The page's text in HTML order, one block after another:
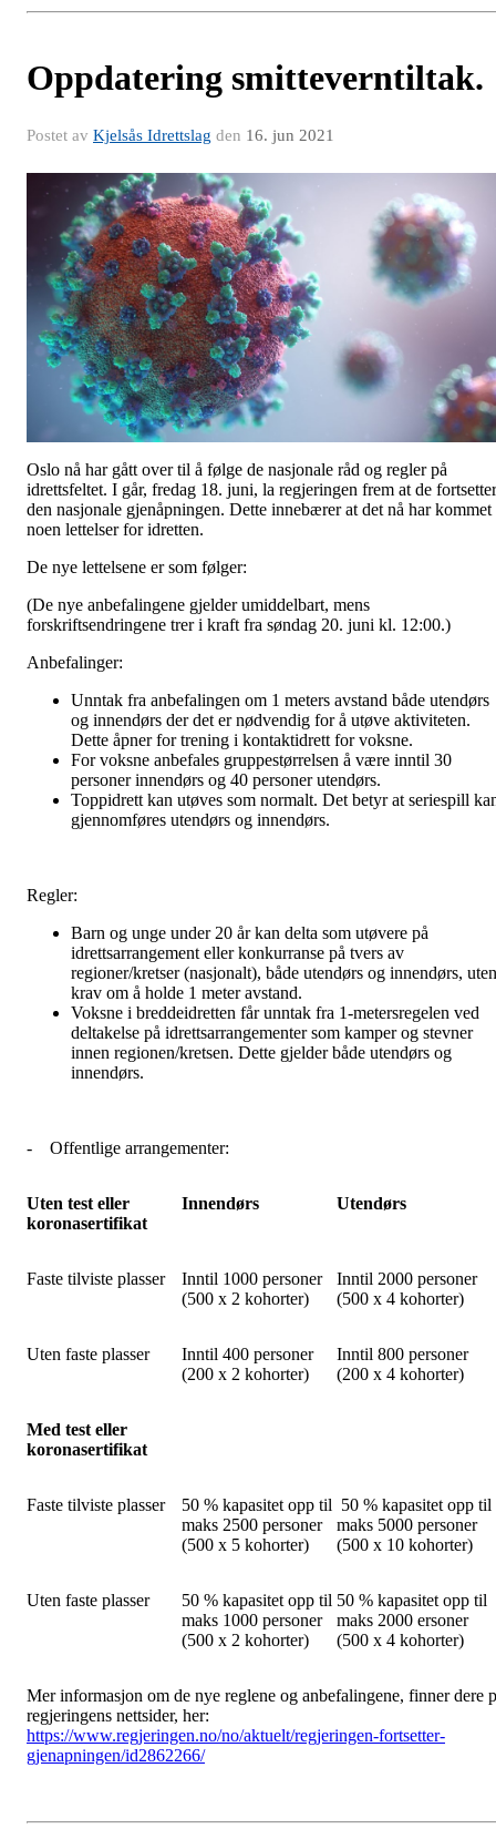
Oppdatering smitteverntiltak.
Postet av Kjelsås Idrettslag den 16. jun 2021
Oslo nå har gått over til å følge de nasjonale råd og regler på
idrettsfeltet. I går, fredag 18. juni, la regjeringen frem at de fortsetter
den nasjonale gjenåpningen. Dette innebærer at det nå har kommet
noen lettelser for idretten.
De nye lettelsene er som følger:
(De nye anbefalingene gjelder umiddelbart, mens
forskriftsendringene trer i kraft fra søndag 20. juni kl. 12:00.)
Anbefalinger:
Unntak fra anbefalingen om 1 meters avstand både utendørs
og innendørs der det er nødvendig for å utøve aktiviteten.
Dette åpner for trening i kontaktidrett for voksne.
For voksne anbefales gruppestørrelsen å være inntil 30
personer innendørs og 40 personer utendørs.
Toppidrett kan utøves som normalt. Det betyr at seriespill
gjennomføres utendørs og innendørs.
Regler:
Barn og unge under 20 år kan delta som utøvere på
idrettsarrangement eller konkurranse på tvers av
regioner/kretser (nasjonalt), både utendørs og innendørs, uten
krav om å holde 1 meter avstand.
Voksne i breddeidretten får unntak fra 1-metersregelen ved
deltakelse på idrettsarrangementer som kamper og stevner
innen regionen/kretsen. Dette gjelder både utendørs og
innendørs.
- Offentlige arrangementer:
Uten test eller
koronasertifikat
Innendørs Utendørs
Faste tilviste plasser
Inntil 1000 personer
(500 x 2 kohorter)
Inntil 2000 personer
(500 x 4 kohorter)
Uten faste plasser
Inntil 400 personer
(200 x 2 kohorter)
Inntil 800 personer
(200 x 4 kohorter)
Med test eller
koronasertifikat
Faste tilviste plasser
50 % kapasitet opp til
maks 2500 personer
(500 x 5 kohorter)
50 % kapasitet opp til
maks 5000 personer
(500 x 10 kohorter)
Uten faste plasser
50 % kapasitet opp til
maks 1000 personer
(500 x 2 kohorter)
50 % kapasitet opp til
maks 2000 ersoner
(500 x 4 kohorter)
Mer informasjon om de nye reglene og anbefalingene, finner dere
regjeringens nettsider, her:
https://www.regjeringen.no/no/aktuelt/regjeringen-fortsetter-
gjenapningen/id2862266/